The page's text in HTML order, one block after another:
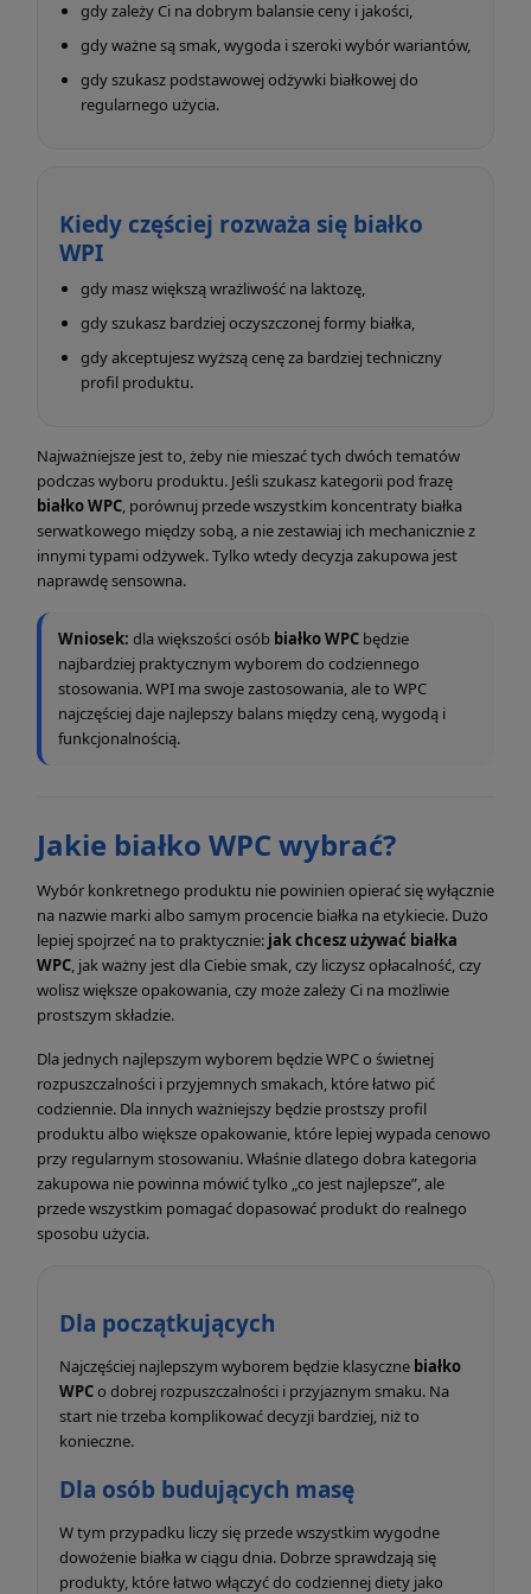
gdy zależy Ci na dobrym balansie ceny i jakości,
gdy ważne są smak, wygoda i szeroki wybór wariantów,
gdy szukasz podstawowej odżywki białkowej do
regularnego użycia.
Kiedy częściej rozważa się białko
WPI
gdy masz większą wrażliwość na laktozę,
gdy szukasz bardziej oczyszczonej formy białka,
gdy akceptujesz wyższą cenę za bardziej techniczny
profil produktu.
Najważniejsze jest to, żeby nie mieszać tych dwóch tematów
podczas wyboru produktu. Jeśli szukasz kategorii pod frazę
białko WPC, porównuj przede wszystkim koncentraty białka
serwatkowego między sobą, a nie zestawiaj ich mechanicznie z
innymi typami odżywek. Tylko wtedy decyzja zakupowa jest
naprawdę sensowna.
Wniosek: dla większości osób białko WPC będzie
najbardziej praktycznym wyborem do codziennego
stosowania. WPI ma swoje zastosowania, ale to WPC
najczęściej daje najlepszy balans między ceną, wygodą i
funkcjonalnością.
Jakie białko WPC wybrać?
Wybór konkretnego produktu nie powinien opierać się wyłącznie
na nazwie marki albo samym procencie białka na etykiecie. Dużo
lepiej spojrzeć na to praktycznie: jak chcesz używać białka
WPC, jak ważny jest dla Ciebie smak, czy liczysz opłacalność, czy
wolisz większe opakowania, czy może zależy Ci na możliwie
prostszym składzie.
Dla jednych najlepszym wyborem będzie WPC o świetnej
rozpuszczalności i przyjemnych smakach, które łatwo pić
codziennie. Dla innych ważniejszy będzie prostszy profil
produktu albo większe opakowanie, które lepiej wypada cenowo
przy regularnym stosowaniu. Właśnie dlatego dobra kategoria
zakupowa nie powinna mówić tylko „co jest najlepsze”, ale
przede wszystkim pomagać dopasować produkt do realnego
sposobu użycia.
Dla początkujących
Najczęściej najlepszym wyborem będzie klasyczne białko
WPCo dobrej rozpuszczalności i przyjaznym smaku. Na
start nie trzeba komplikować decyzji bardziej, niż to
konieczne.
Dla osób budujących masę
W tym przypadku liczy się przede wszystkim wygodne
dowożenie białka w ciągu dnia. Dobrze sprawdzają się
produkty, które łatwo włączyć do codziennej diety jako